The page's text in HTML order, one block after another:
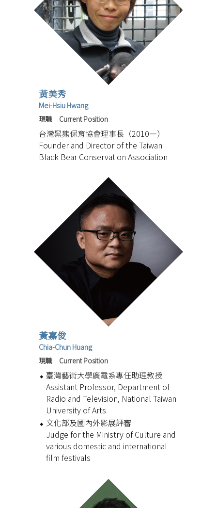
黃美秀
Mei-Hsiu Hwang
現職 Current Position
台灣黑熊保育協會理事長（2010—）
Founder and Director of the Taiwan
Black Bear Conservation Association
黃嘉俊
Chia-Chun Huang
現職 Current Position
臺灣藝術大學廣電系專任助理教授
Assistant Professor, Department of
Radio and Television, National Taiwan
University of Arts
文化部及國內外影展評審
Judge for the Ministry of Culture and
various domestic and international
film festivals